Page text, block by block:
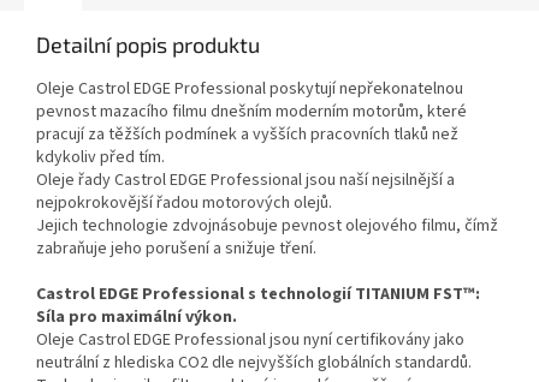
Detailní popis produktu
Oleje Castrol EDGE Professional poskytují nepřekonatelnou
pevnost mazacího filmu dnešním moderním motorům, které
pracují za těžších podmínek a vyšších pracovních tlaků než
kdykoliv před tím.
Oleje řady Castrol EDGE Professional jsou naší nejsilnější a
nejpokrokovější řadou motorových olejů.
Jejich technologie zdvojnásobuje pevnost olejového filmu, čímž
zabraňuje jeho porušení a snižuje tření.
Castrol EDGE Professional s technologií TITANIUM FST™:
Síla pro maximální výkon.
Oleje Castrol EDGE Professional jsou nyní certifikovány jako
neutrální z hlediska CO2 dle nejvyšších globálních standardů.